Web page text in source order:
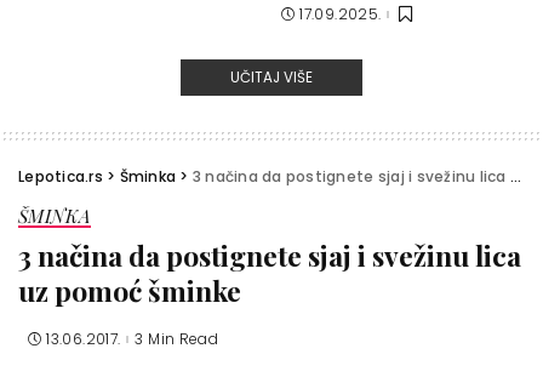
17.09.2025.
UČITAJ VIŠE
Lepotica.rs > Šminka > 3 načina da postignete sjaj i svežinu lica uz pomoć šminke
ŠMINKA
3 načina da postignete sjaj i svežinu lica
uz pomoć šminke
13.06.2017. 3 Min Read